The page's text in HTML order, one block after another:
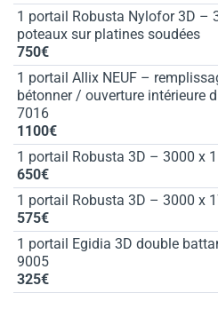
1 portail Robusta Nylofor 3D –
poteaux sur platines soudées
750€
1 portail Allix NEUF –
bétonner / ouverture intérieure
7016
1100€
1 portail Robusta 3D – 3000 x
650€
1 portail Robusta 3D – 3000 x
575€
1 portail Egidia 3D double
9005
325€